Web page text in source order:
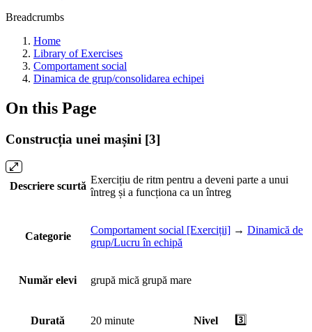
Breadcrumbs
Home
Library of Exercises
Comportament social
Dinamica de grup/consolidarea echipei
On this Page
Construcția unei mașini [3]
Descriere scurtă
Exercițiu de ritm pentru a deveni parte a unui
întreg și a funcționa ca un întreg
Categorie
Comportament social [Exerciții] → Dinamică de
grup/Lucru în echipă
Număr elevi grupă mică grupă mare
Durată 20 minute Nivel 3️⃣